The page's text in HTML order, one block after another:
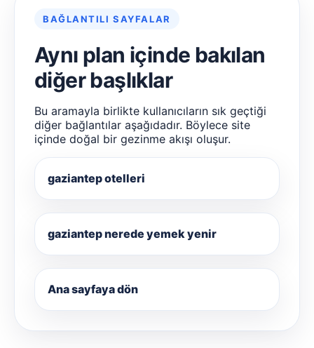
BAĞLANTILI SAYFALAR
Aynı plan içinde bakılan
diğer başlıklar
Bu aramayla birlikte kullanıcıların sık geçtiği
diğer bağlantılar aşağıdadır. Böylece site
içinde doğal bir gezinme akışı oluşur.
gaziantep otelleri
gaziantep nerede yemek yenir
Ana sayfaya dön